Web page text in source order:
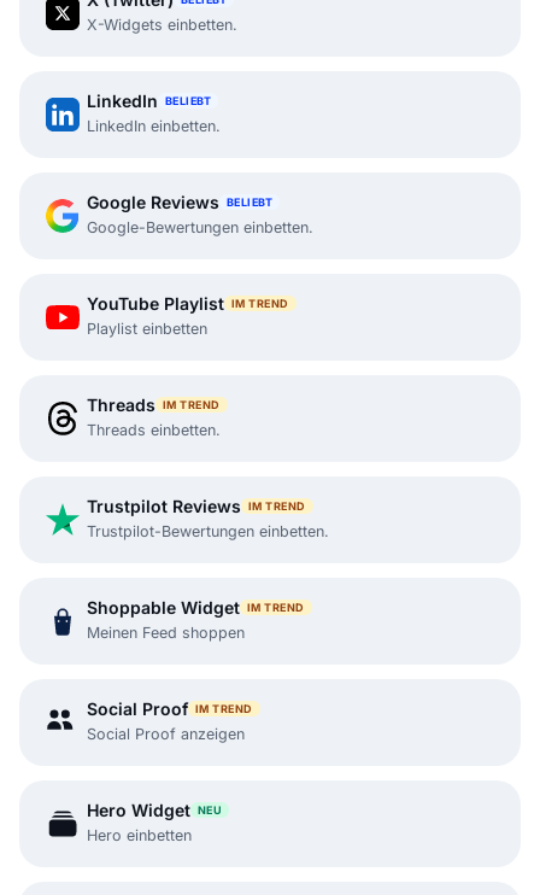
X-Widgets einbetten.
LinkedIn BELIEBT
LinkedIn einbetten.
Google Reviews BELIEBT
Google-Bewertungen einbetten.
YouTube Playlist IM TREND
Playlist einbetten
Threads IM TREND
Threads einbetten.
Trustpilot Reviews IM TREND
Trustpilot-Bewertungen einbetten.
Shoppable Widget IM TREND
Meinen Feed shoppen
Social Proof IM TREND
Social Proof anzeigen
Hero Widget NEU
Hero einbetten